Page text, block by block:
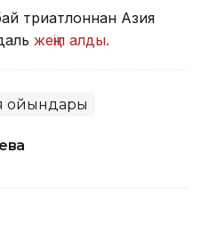
триатлоннан Азия
жеңіп алды.
ойындары